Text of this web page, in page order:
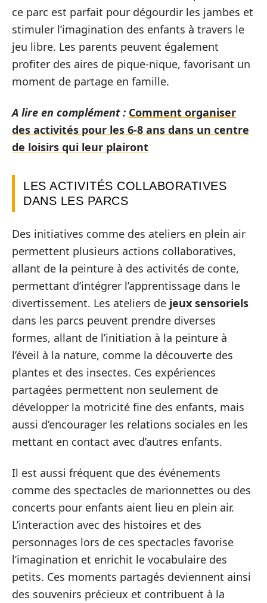
ce parc est parfait pour dégourdir les jambes et
stimuler l’imagination des enfants à travers le
jeu libre. Les parents peuvent également
profiter des aires de pique-nique, favorisant un
moment de partage en famille.
A lire en complément : Comment organiser
des activités pour les 6-8 ans dans un centre
de loisirs qui leur plairont
LES ACTIVITÉS COLLABORATIVES
DANS LES PARCS
Des initiatives comme des ateliers en plein air
permettent plusieurs actions collaboratives,
allant de la peinture à des activités de conte,
permettant d’intégrer l’apprentissage dans le
divertissement. Les ateliers de jeux sensoriels
dans les parcs peuvent prendre diverses
formes, allant de l’initiation à la peinture à
l’éveil à la nature, comme la découverte des
plantes et des insectes. Ces expériences
partagées permettent non seulement de
développer la motricité fine des enfants, mais
aussi d’encourager les relations sociales en les
mettant en contact avec d’autres enfants.
Il est aussi fréquent que des événements
comme des spectacles de marionnettes ou des
concerts pour enfants aient lieu en plein air.
L’interaction avec des histoires et des
personnages lors de ces spectacles favorise
l’imagination et enrichit le vocabulaire des
petits. Ces moments partagés deviennent ainsi
des souvenirs précieux et contribuent à la